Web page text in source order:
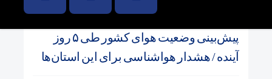
پیش‌بینی وضعیت هوای کشور طی ۵ روز
آینده / هشدار هواشناسی برای این استان‌ها